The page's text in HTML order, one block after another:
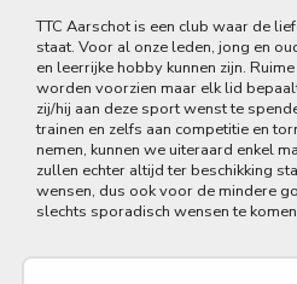
TTC Aarschot is een club waar de
staat. Voor al onze leden, jong en
en leerrijke hobby kunnen zijn.
worden voorzien maar elk lid
zij/hij aan deze sport wenst te
trainen en zelfs aan competitie en
nemen, kunnen we uiteraard enkel
zullen echter altijd ter beschikking
wensen, dus ook voor de mindere
slechts sporadisch wensen te